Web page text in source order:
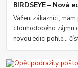
BIRDSEYE – Nová
Vážení zákazníci,
dlouhodobého zájmu
novou edici pohle...